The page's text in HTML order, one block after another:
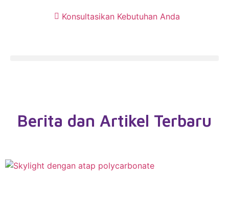
Konsultasikan Kebutuhan Anda
Berita dan Artikel Terbaru